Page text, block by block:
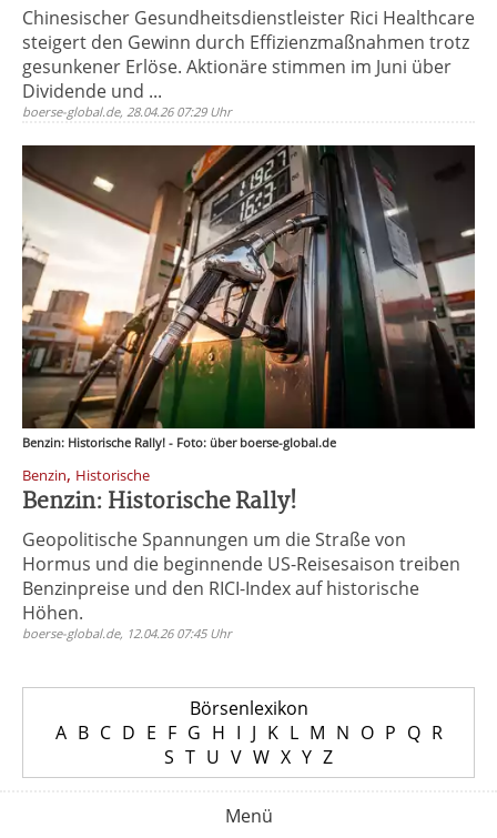
Chinesischer Gesundheitsdienstleister Rici Healthcare
steigert den Gewinn durch Effizienzmaßnahmen trotz
gesunkener Erlöse. Aktionäre stimmen im Juni über
Dividende und ...
boerse-global.de, 28.04.26 07:29 Uhr
Benzin: Historische Rally! - Foto: über boerse-global.de
Benzin, Historische
Benzin: Historische Rally!
Geopolitische Spannungen um die Straße von
Hormus und die beginnende US-Reisesaison treiben
Benzinpreise und den RICI-Index auf historische
Höhen.
boerse-global.de, 12.04.26 07:45 Uhr
Börsenlexikon
A B C D E F G H I J K L M N O P Q R
S T U V W X Y Z
Menü